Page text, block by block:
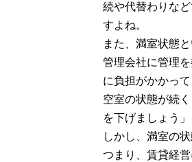
続や代替わりな
すよね。
また、満室状態
管理会社に管理
に負担がかかって
空室の状態が続
を下げましょう
しかし、満室の
つまり、賃貸経